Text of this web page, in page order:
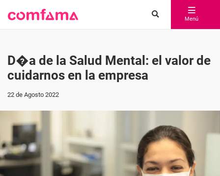
Menú
D�a de la Salud Mental: el valor de
cuidarnos en la empresa
22 de Agosto 2022